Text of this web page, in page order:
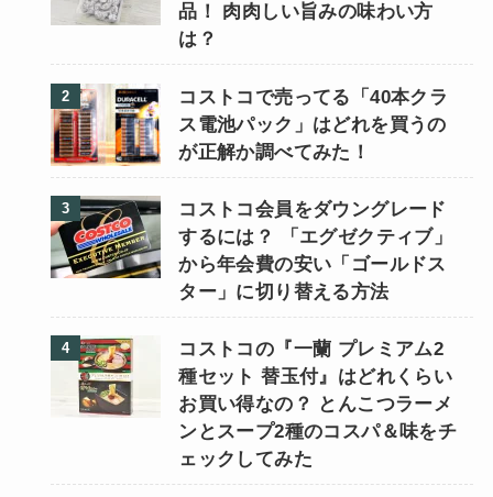
品！ 肉肉しい旨みの味わい方
は？
コストコで売ってる「40本クラ
ス電池パック」はどれを買うの
が正解か調べてみた！
コストコ会員をダウングレード
するには？ 「エグゼクティブ」
から年会費の安い「ゴールドス
ター」に切り替える方法
コストコの『一蘭 プレミアム2
種セット 替玉付』はどれくらい
お買い得なの？ とんこつラーメ
ンとスープ2種のコスパ＆味をチ
ェックしてみた